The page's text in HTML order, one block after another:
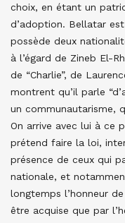
choix, en étant un
d’adoption. Bellatar
possède deux
à l’égard de Zineb El-
de “Charlie”, de
montrent qu’il parle
un communautarisme,
On arrive avec lui à ce
prétend faire la loi,
présence de ceux qui
nationale, et
longtemps l’honneur
être acquise que par